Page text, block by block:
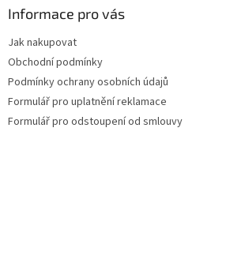
Informace pro vás
Jak nakupovat
Obchodní podmínky
Podmínky ochrany osobních údajů
Formulář pro uplatnění reklamace
Formulář pro odstoupení od smlouvy